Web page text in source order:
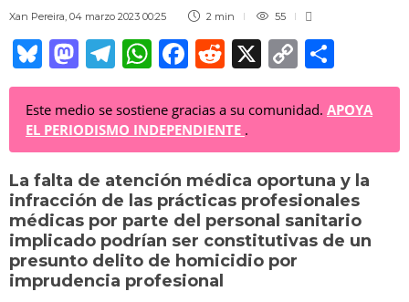
Xan Pereira, 04 marzo 2023 00:25 2 min 55
Bl
u
e
sk
y
M
a
st
o
d
o
n
T
el
e
gr
a
m
W
h
at
s
A
p
p
F
a
c
e
b
o
o
k
R
e
d
di
t
X C
o
p
Li
n
k
o
m
ar
tir
Este medio se sostiene gracias a su comunidad. APOYA
EL PERIODISMO INDEPENDIENTE .
La falta de atención médica oportuna y la
infracción de las prácticas profesionales
médicas por parte del personal sanitario
implicado podrían ser constitutivas de un
presunto delito de homicidio por
imprudencia profesional